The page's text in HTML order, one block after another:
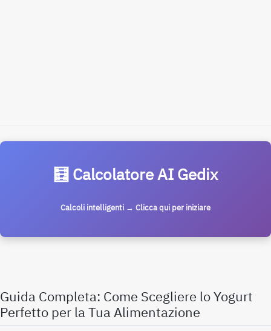
🧮 Calcolatore AI Gedix
Calcoli intelligenti → Clicca qui per iniziare
Guida Completa: Come Scegliere loYogurt
Perfettoper la Tua Alimentazione